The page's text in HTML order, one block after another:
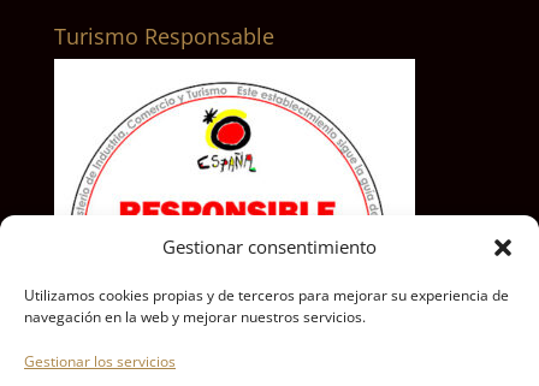
Gestionar consentimiento
Utilizamos cookies propias y de terceros para mejorar su experiencia de
navegación en la web y mejorar nuestros servicios.
Gestionar los servicios
Turismo Responsable